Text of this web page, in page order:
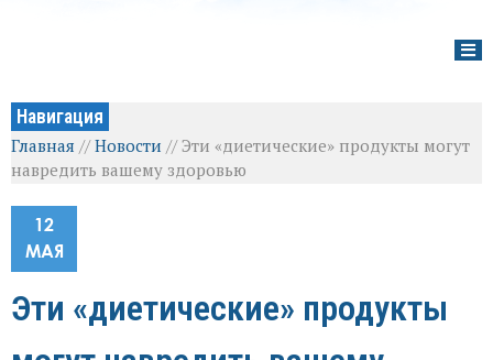
Навигация
Главная //Новости //Эти «диетические» продукты могут
навредить вашему здоровью
12
МАЯ
Эти «диетические» продукты